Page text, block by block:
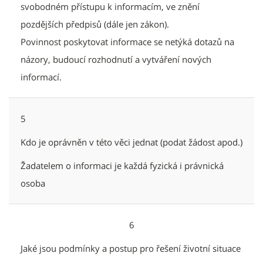
svobodném přístupu k informacím, ve znění
pozdějších předpisů (dále jen zákon).
Povinnost poskytovat informace se netýká dotazů na
názory, budoucí rozhodnutí a vytváření nových
informací.
5
Kdo je oprávněn v této věci jednat (podat žádost apod.)
Žadatelem o informaci je každá fyzická i právnická
osoba
6
Jaké jsou podmínky a postup pro řešení životní situace